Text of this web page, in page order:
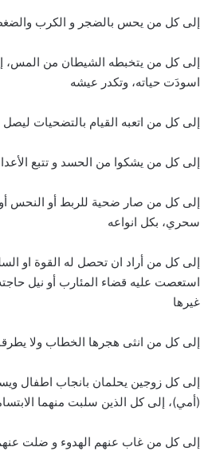
إلى كل من يحس بالضجر و الكرب
إلى كل من يتخبطه الشيطان من المس،
اسودَت حياته، وتكدر عيشه
إلى كل من اتعبه القيام بالتضحيات ليصل
إلى كل من يشكوا من الحسد و تتبع
إلى كل من صار ضحية للربط أو النحس
سحري، بكل انواعه
إلى كل من أراد ان تحصل له القوة او
استعصت عليه قضاء المئارب أو نيل
غيرها
إلى كل من انثى هجرها الخطاب ولا
إلى كل زوجين يحلمان بانجاب اطفال
(أمي)، إلى كل الذين سلبت منهما
إلى كل من غاب عنهم الهدوء و ضلت عنهم